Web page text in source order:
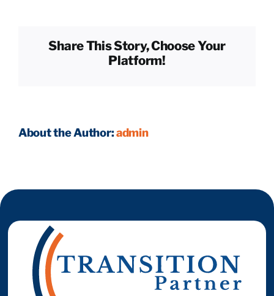
Reprendre son entreprise en 12 mois
Prendre RDV
collaborateurs ?
Share This Story, Choose Your
Platform!
About the Author:admin